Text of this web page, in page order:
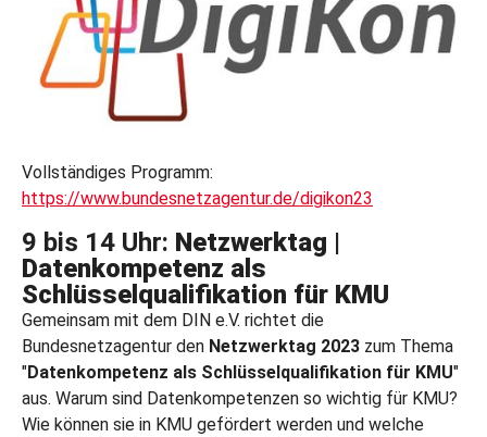
Vollständiges Programm:
https://www.bundesnetzagentur.de/digikon23
9 bis 14 Uhr: Netzwerktag |
Datenkompetenz als
Schlüsselqualifikation für KMU
Gemeinsam mit dem DIN e.V. richtet die
Bundesnetzagentur den Netzwerktag 2023 zum Thema
"Datenkompetenz als Schlüsselqualifikation für KMU"
aus. Warum sind Datenkompetenzen so wichtig für KMU?
Wie können sie in KMU gefördert werden und welche